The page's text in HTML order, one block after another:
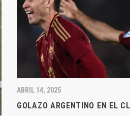
ABRIL 14, 2025
GOLAZO ARGENTINO EN EL